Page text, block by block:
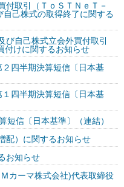
付取引（ＴｏＳＴＮｅＴ－
自己株式の取得終了に関する
び自己株式立会外買付取引
付けに関するお知らせ
四半期決算短信〔日本基
四半期決算短信〔日本基
短信〔日本基準〕（連結）
配）に関するお知らせ
お知らせ
カーマ株式会社)代表取締役